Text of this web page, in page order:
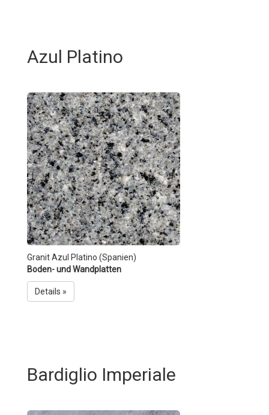
Azul Platino
Granit Azul Platino (Spanien)
Boden- und Wandplatten
Details »
Bardiglio Imperiale